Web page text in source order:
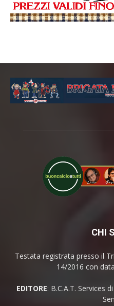
CHI
Testata registrata presso il
14/2016 con
EDITORE: B.C.A.T. Services